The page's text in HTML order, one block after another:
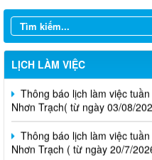
LỊCH LÀM VIỆC
Thông báo lịch làm việc
Nhơn Trạch( từ ngày 03/08/
Thông báo lịch làm việc
Nhơn Trạch ( từ ngày 20/7/